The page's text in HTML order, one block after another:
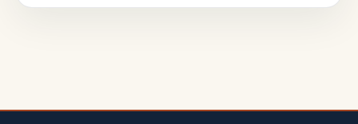
ответы. Вы узнаете, как подготовиться к